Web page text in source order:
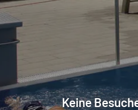
Keine